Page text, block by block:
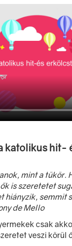
katolikus hit-
mint a tükör.
is szeretetet
hiányzik, semmit
de Mello
csak
veszi körül